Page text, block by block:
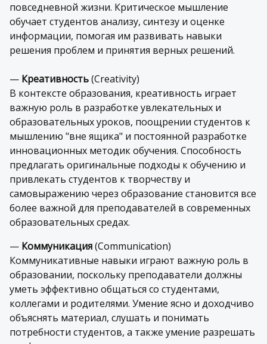
повседневной жизни. Критическое мышление
обучает студентов анализу, синтезу и оценке
информации, помогая им развивать навыки
решения проблем и принятия верных решений.
— Креативность(Creativity)
В контексте образования, креативность играет
важную роль в разработке увлекательных и
образовательных уроков, поощрении студентов к
мышлению "вне ящика" и постоянной разработке
инновационных методик обучения. Способность
предлагать оригинальные подходы к обучению и
привлекать студентов к творчеству и
самовыражению через образование становится все
более важной для преподавателей в современных
образовательных средах.
— Коммуникация(Communication)
Коммуникативные навыки играют важную роль в
образовании, поскольку преподаватели должны
уметь эффективно общаться со студентами,
коллегами и родителями. Умение ясно и доходчиво
объяснять материал, слушать и понимать
потребности студентов, а также умение разрешать